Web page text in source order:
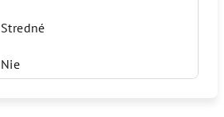
Stredné
Nie